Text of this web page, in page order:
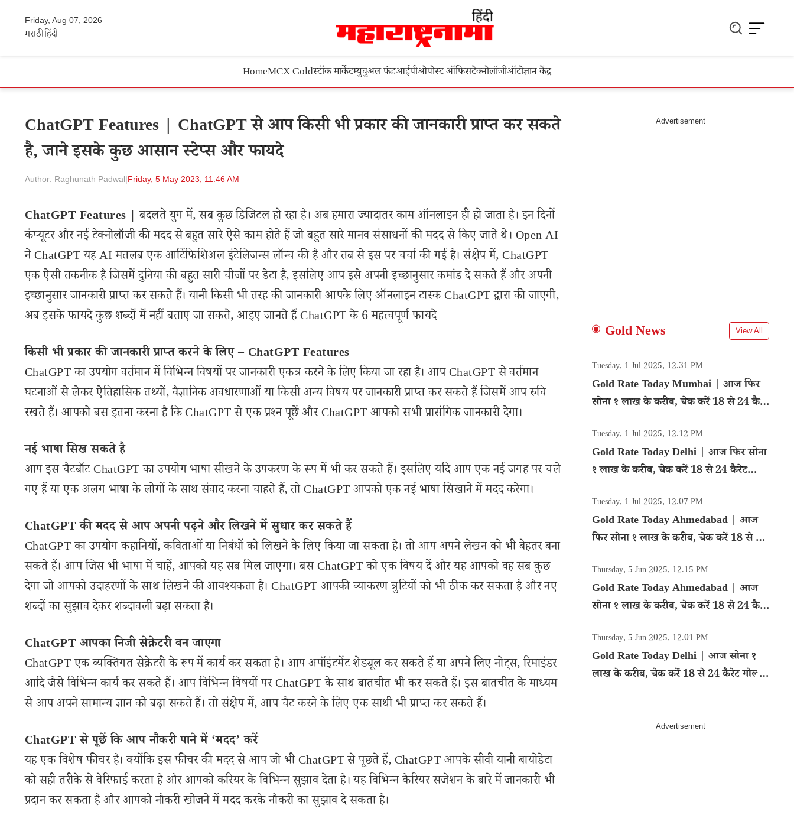
Friday, Aug 07, 2026
मराठीहिंदी
HomeMCX Goldस्टॉक मार्केटम्युचुअल फंडआईपीओपोस्ट ऑफिसटेक्नोलॉजीऑटोज्ञान केंद्र
ChatGPT Features | ChatGPT से आप किसी भी प्रकार की जानकारी प्राप्त कर सकते
है, जाने इसके कुछ आसान स्टेप्स और फायदे
Author: Raghunath Padwal|Friday, 5 May 2023, 11.46 AM
ChatGPT Features | बदलते युग में, सब कुछ डिजिटल हो रहा है। अब हमारा ज्यादातर काम ऑनलाइन ही हो जाता है। इन दिनों
कंप्यूटर और नई टेक्नोलॉजी की मदद से बहुत सारे ऐसे काम होते हैं जो बहुत सारे मानव संसाधनों की मदद से किए जाते थे। Open AI
ने ChatGPT यह AI मतलब एक आर्टिफिशिअल इंटेलिजन्स लॉन्च की है और तब से इस पर चर्चा की गई है। संक्षेप में, ChatGPT
एक ऐसी तकनीक है जिसमें दुनिया की बहुत सारी चीजों पर डेटा है, इसलिए आप इसे अपनी इच्छानुसार कमांड दे सकते हैं और अपनी
इच्छानुसार जानकारी प्राप्त कर सकते हैं। यानी किसी भी तरह की जानकारी आपके लिए ऑनलाइन टास्क ChatGPT द्वारा की जाएगी,
अब इसके फायदे कुछ शब्दों में नहीं बताए जा सकते, आइए जानते हैं ChatGPT के 6 महत्वपूर्ण फायदे
किसी भी प्रकार की जानकारी प्राप्त करने के लिए – ChatGPT Features
ChatGPT का उपयोग वर्तमान में विभिन्न विषयों पर जानकारी एकत्र करने के लिए किया जा रहा है। आप ChatGPT से वर्तमान
घटनाओं से लेकर ऐतिहासिक तथ्यों, वैज्ञानिक अवधारणाओं या किसी अन्य विषय पर जानकारी प्राप्त कर सकते हैं जिसमें आप रुचि
रखते हैं। आपको बस इतना करना है कि ChatGPT से एक प्रश्न पूछें और ChatGPT आपको सभी प्रासंगिक जानकारी देगा।
नई भाषा सिख सकते है
आप इस चैटबॉट ChatGPT का उपयोग भाषा सीखने के उपकरण के रूप में भी कर सकते हैं। इसलिए यदि आप एक नई जगह पर चले
गए हैं या एक अलग भाषा के लोगों के साथ संवाद करना चाहते हैं, तो ChatGPT आपको एक नई भाषा सिखाने में मदद करेगा।
ChatGPT की मदद से आप अपनी पढ़ने और लिखने में सुधार कर सकते हैं
ChatGPT का उपयोग कहानियों, कविताओं या निबंधों को लिखने के लिए किया जा सकता है। तो आप अपने लेखन को भी बेहतर बना
सकते हैं। आप जिस भी भाषा में चाहें, आपको यह सब मिल जाएगा। बस ChatGPT को एक विषय दें और यह आपको वह सब कुछ
देगा जो आपको उदाहरणों के साथ लिखने की आवश्यकता है। ChatGPT आपकी व्याकरण त्रुटियों को भी ठीक कर सकता है और नए
शब्दों का सुझाव देकर शब्दावली बढ़ा सकता है।
ChatGPT आपका निजी सेक्रेटरी बन जाएगा
ChatGPT एक व्यक्तिगत सेक्रेटरी के रूप में कार्य कर सकता है। आप अपॉइंटमेंट शेड्यूल कर सकते हैं या अपने लिए नोट्स, रिमाइंडर
आदि जैसे विभिन्न कार्य कर सकते हैं। आप विभिन्न विषयों पर ChatGPT के साथ बातचीत भी कर सकते हैं। इस बातचीत के माध्यम
से आप अपने सामान्य ज्ञान को बढ़ा सकते हैं। तो संक्षेप में, आप चैट करने के लिए एक साथी भी प्राप्त कर सकते हैं।
ChatGPT से पूछें कि आप नौकरी पाने में ‘मदद’ करें
यह एक विशेष फीचर है। क्योंकि इस फीचर की मदद से आप जो भी ChatGPT से पूछते हैं, ChatGPT आपके सीवी यानी बायोडेटा
को सही तरीके से वेरिफाई करता है और आपको करियर के विभिन्न सुझाव देता है। यह विभिन्न कैरियर सजेशन के बारे में जानकारी भी
प्रदान कर सकता है और आपको नौकरी खोजने में मदद करके नौकरी का सुझाव दे सकता है।
Gold News View All
Tuesday, 1 Jul 2025, 12.31 PM
Gold Rate Today Mumbai | आज फिर
सोना १ लाख के करीब, चेक करें 18 से 24 कैरेट
गोल्ड का रेट
Tuesday, 1 Jul 2025, 12.12 PM
Gold Rate Today Delhi | आज फिर सोना
१ लाख के करीब, चेक करें 18 से 24 कैरेट
गोल्ड का रेट
Tuesday, 1 Jul 2025, 12.07 PM
Gold Rate Today Ahmedabad | आज
फिर सोना १ लाख के करीब, चेक करें 18 से 24
कैरेट गोल्ड का रेट
Thursday, 5 Jun 2025, 12.15 PM
Gold Rate Today Ahmedabad | आज
सोना १ लाख के करीब, चेक करें 18 से 24 कैरेट
गोल्ड का रेट
Thursday, 5 Jun 2025, 12.01 PM
Gold Rate Today Delhi | आज सोना १
लाख के करीब, चेक करें 18 से 24 कैरेट गोल्ड
का रेट